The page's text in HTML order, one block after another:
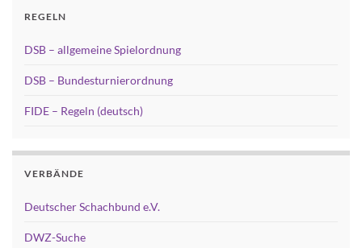
REGELN
DSB – allgemeine Spielordnung
DSB – Bundesturnierordnung
FIDE – Regeln (deutsch)
VERBÄNDE
Deutscher Schachbund e.V.
DWZ-Suche